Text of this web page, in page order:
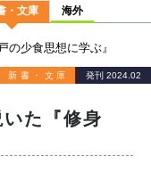
・文庫 海外
の少食思想に学ぶ』
新書・文庫 発刊 2024.02
た『修身